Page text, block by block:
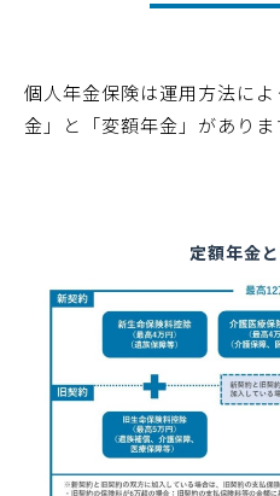
個人年金保険は運用方法に
金」と「変額年金」がありま
定額年金